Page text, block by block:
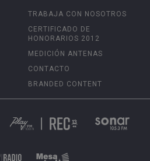
TRABAJA CON NOSOTROS
CERTIFICADO DE
HONORARIOS 2012
MEDICIÓN ANTENAS
CONTACTO
BRANDED CONTENT